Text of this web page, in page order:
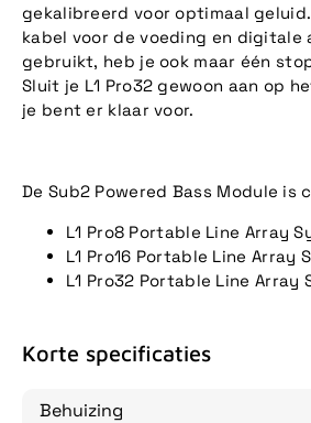
gekalibreerd voor optimaal
kabel voor de voeding en digitale
gebruikt, heb je ook maar één
Sluit je L1 Pro32 gewoon aan op
je bent er klaar voor.
De Sub2 Powered Bass Module is
L1 Pro8 Portable Line Array
L1 Pro16 Portable Line Array
L1 Pro32 Portable Line Array
Korte specificaties
Behuizing